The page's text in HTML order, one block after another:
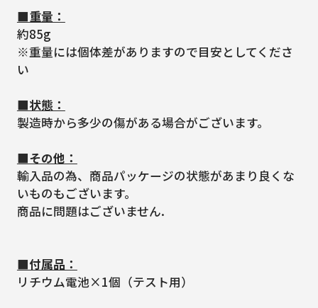
■重量：
約85g
※重量には個体差がありますので目安としてくださ
い
■状態：
製造時から多少の傷がある場合がございます。
■その他：
輸入品の為、商品パッケージの状態があまり良くな
いものもございます。
商品に問題はございません.
■付属品：
リチウム電池×1個（テスト用）